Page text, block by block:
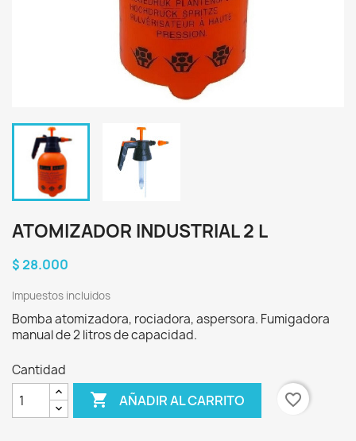
ATOMIZADOR INDUSTRIAL 2 L
$ 28.000
Impuestos incluidos
Bomba atomizadora, rociadora, aspersora. Fumigadora
manual de 2 litros de capacidad.
Cantidad
 AÑADIR AL CARRITO favorite_border